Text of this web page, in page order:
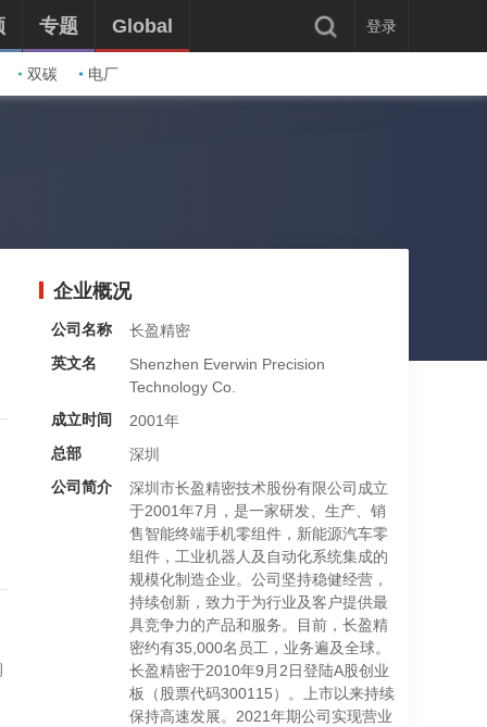
双碳 电厂
专题 Global 登录
企业概况
公司名称
长盈精密
英文名
Shenzhen Everwin Precision
Technology Co.
成立时间
2001年
总部
深圳
公司简介
深圳市长盈精密技术股份有限公司成立
于2001年7月，是一家研发、生产、销
售智能终端手机零组件，新能源汽车零
组件，工业机器人及自动化系统集成的
规模化制造企业。公司坚持稳健经营，
持续创新，致力于为行业及客户提供最
具竞争力的产品和服务。目前，长盈精
密约有35,000名员工，业务遍及全球。
长盈精密于2010年9月2日登陆A股创业
板（股票代码300115）。上市以来持续
保持高速发展。2021年期公司实现营业